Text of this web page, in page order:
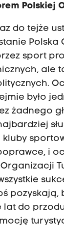
Polskiej
do tejże
sport
ale
było
żadnego
kluby
i
pozyskają,
lat do